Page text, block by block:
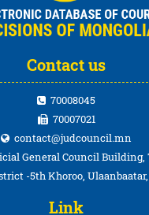
Contact us
70008045
70007021
contact@judcouncil.mn
General Council Building,
-5th Khoroo,
Link